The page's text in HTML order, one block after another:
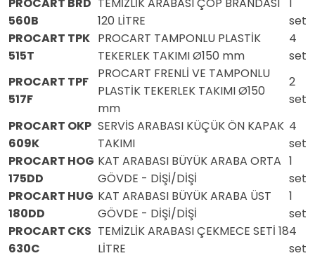
PROCART BRD
560B
TEMİZLİK ARABASI ÇÖP BRANDASI
120 LİTRE
1
set
PROCART TPK
515T
PROCART TAMPONLU PLASTİK
TEKERLEK TAKIMI Ø150 mm
4
set
PROCART TPF
517F
PROCART FRENLİ VE TAMPONLU
PLASTİK TEKERLEK TAKIMI Ø150
mm
2
set
PROCART OKP
609K
SERVİS ARABASI KÜÇÜK ÖN KAPAK
TAKIMI
4
set
PROCART HOG
175DD
KAT ARABASI BÜYÜK ARABA ORTA
GÖVDE - DİŞİ/DİŞİ
1
set
PROCART HUG
180DD
KAT ARABASI BÜYÜK ARABA ÜST
GÖVDE - DİŞİ/DİŞİ
1
set
PROCART CKS
630C
TEMİZLİK ARABASI ÇEKMECE SETİ 18
LİTRE
4
set